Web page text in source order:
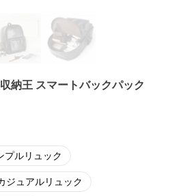
納王 スマートバックパック
プルリュック
ジュアルリュック